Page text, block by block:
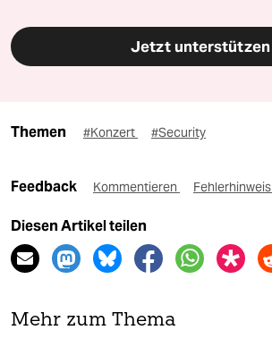
Jetzt unterstützen
Themen #Konzert #Security
Feedback Kommentieren Fehlerhinweis
Diesen Artikel teilen
Mehr zum Thema